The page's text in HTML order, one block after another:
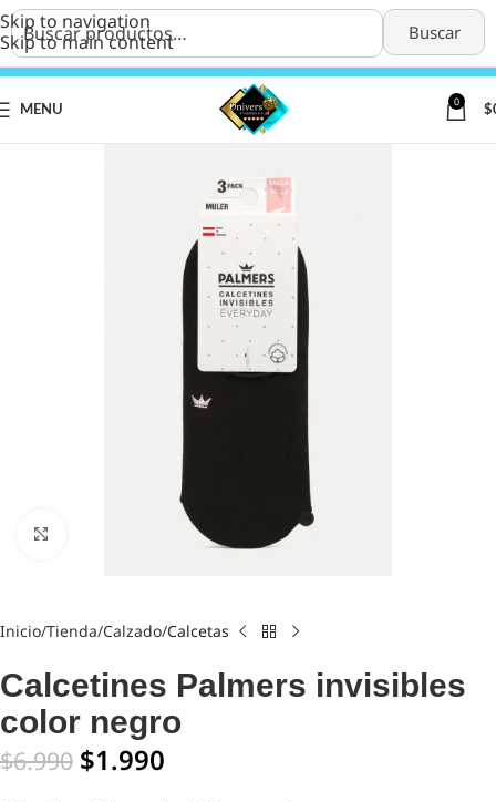
Buscar
Skip to navigation
Skip to main content
MENU
0
$
Inicio Tienda Calzado Calcetas
Calcetines Palmers invisibles
color negro
$6.990 $1.990